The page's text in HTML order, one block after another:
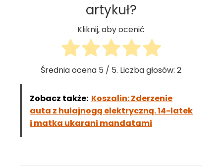
artykuł?
Kliknij, aby ocenić
Średnia ocena 5 / 5. Liczba głosów: 2
Zobacz także: Koszalin: Zderzenie
auta z hulajnogą elektryczną. 14-latek
i matka ukarani mandatami